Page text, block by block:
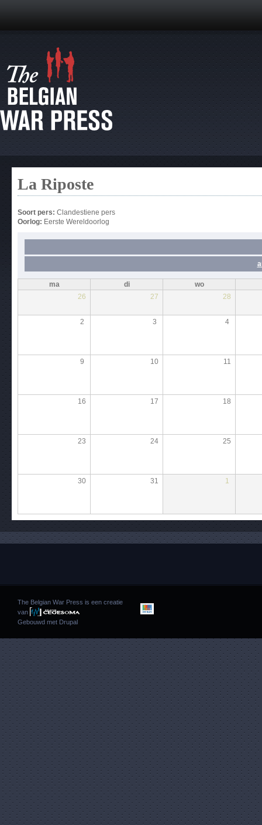
La Riposte
Soort pers: Clandestiene pers
Oorlog: Eerste Wereldoorlog
ma di
wo
26
27 28
2 3 4
9 10 11
16 17 18
23 24 25
30 31 1
The Belgian War Press is een creatie
van
Gebouwd met Drupal